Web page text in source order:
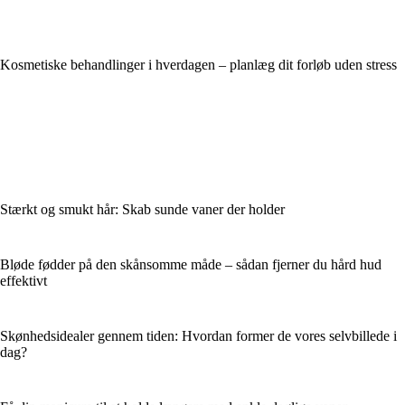
Kosmetiske behandlinger i hverdagen – planlæg dit forløb uden stress
Stærkt og smukt hår: Skab sunde vaner der holder
Bløde fødder på den skånsomme måde – sådan fjerner du hård hud
effektivt
Skønhedsidealer gennem tiden: Hvordan former de vores selvbillede i
dag?